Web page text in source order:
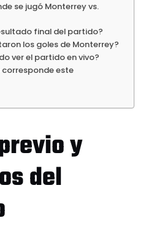
se jugó Monterrey vs.
final del partido?
los goles de Monterrey?
ver el partido en vivo?
corresponde este
y
del